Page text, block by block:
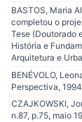
BASTOS, Maria
completou o
Tese (Doutorado
História e
Arquitetura e
BENÉVOLO,
Perspectiva,
CZAJKOWSKI,
n.87, p.75, maio